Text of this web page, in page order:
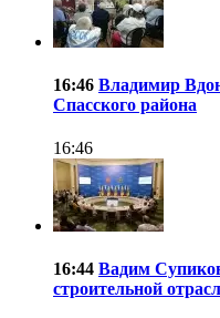
16:46 Владимир
Спасского района
16:46
16:44 Вадим
строительной